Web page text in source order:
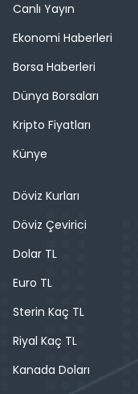
Canlı Yayın
Ekonomi Haberleri
Borsa Haberleri
Dünya Borsaları
Kripto Fiyatları
Künye
Döviz Kurları
Döviz Çevirici
Dolar TL
Euro TL
Sterin Kaç TL
Riyal Kaç TL
Kanada Doları